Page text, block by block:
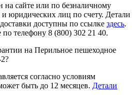
сайте или по безналичному
и юридических лиц по счету. Детали
доступны по ссылке здесь.
телефону 8 (800) 302 21 40.
на Перильное пешеходное
согласно условиям
быть до 12 месяцев. Детали